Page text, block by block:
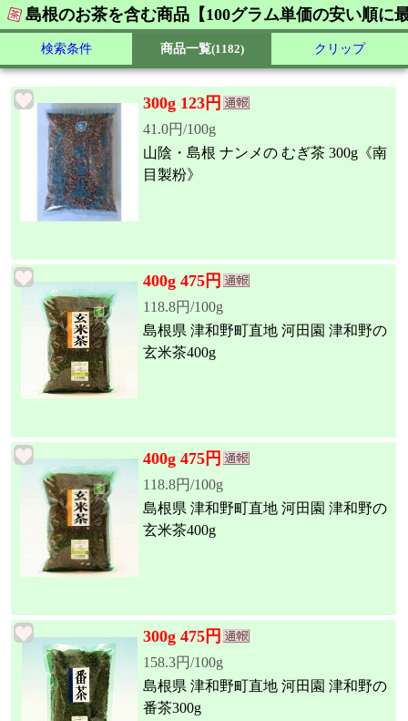
島根のお茶を含む商品【100グラム単価の安い順に
検索条件 商品一覧(1182) クリップ
300g 123円
41.0円/100g
山陰・島根 ナンメの むぎ茶 300g《南
目製粉》
400g 475円
118.8円/100g
島根県 津和野町直地 河田園 津和野の
玄米茶400g
400g 475円
118.8円/100g
島根県 津和野町直地 河田園 津和野の
玄米茶400g
300g 475円
158.3円/100g
島根県 津和野町直地 河田園 津和野の
番茶300g